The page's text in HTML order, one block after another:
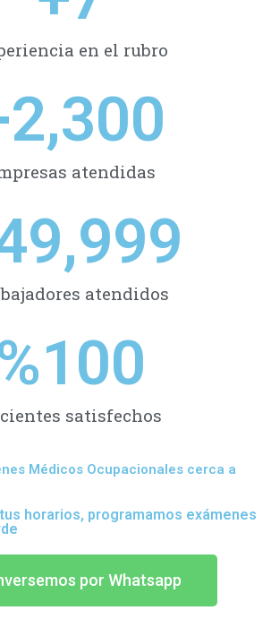
en el rubro
atendidas
2,300
atendidos
satisfechos
100
Médicos Ocupacionales cerca a
horarios, programamos exámenes
por Whatsapp